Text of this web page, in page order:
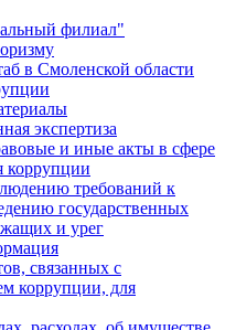
филиал"
в Смоленской области
экспертиза
и иные акты в сфере
коррупции
требований к
государственных
и урег
связанных с
коррупции, для